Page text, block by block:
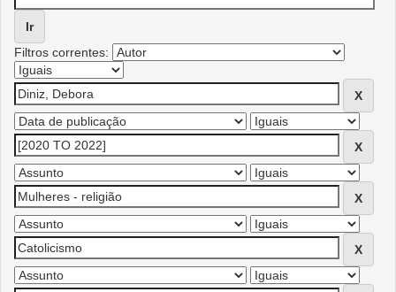
Filtros correntes: